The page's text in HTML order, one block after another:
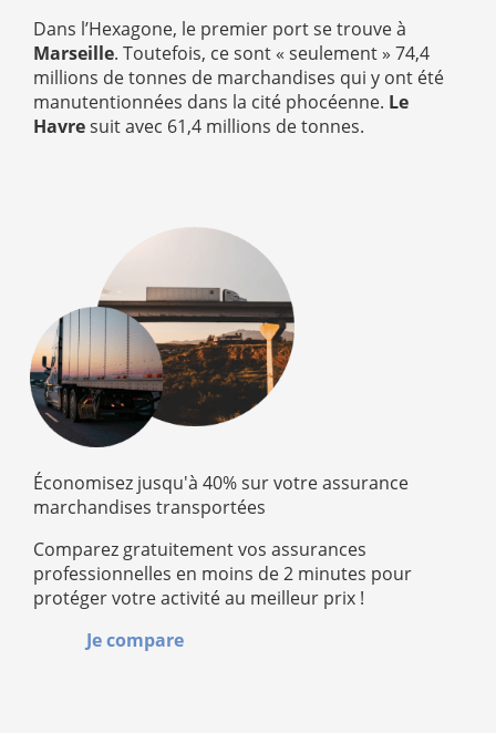
Dans l’Hexagone, le premier port se trouve à
Marseille. Toutefois, ce sont « seulement » 74,4
millions de tonnes de marchandises qui y ont été
manutentionnées dans la cité phocéenne. Le
Havresuit avec 61,4 millions de tonnes.
Économisez jusqu'à 40% sur votre assurance
marchandises transportées
Comparez gratuitement vos assurances
professionnelles en moins de 2 minutes pour
protéger votre activité au meilleur prix !
Je compare